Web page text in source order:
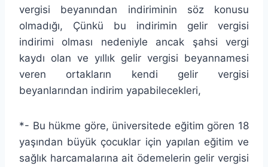
vergisi beyanından indiriminin söz konusu
olmadığı, Çünkü bu indirimin gelir vergisi
indirimi olması nedeniyle ancak şahsi vergi
kaydı olan ve yıllık gelir vergisi beyannamesi
veren ortakların kendi gelir vergisi
beyanlarından indirim yapabilecekleri,
*- Bu hükme göre, üniversitede eğitim gören 18
yaşından büyük çocuklar için yapılan eğitim ve
sağlık harcamalarına ait ödemelerin gelir vergisi